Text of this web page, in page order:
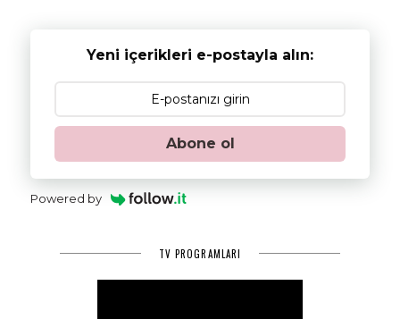
Yeni içerikleri e-postayla alın:
Abone ol
Powered by
TV PROGRAMLARI